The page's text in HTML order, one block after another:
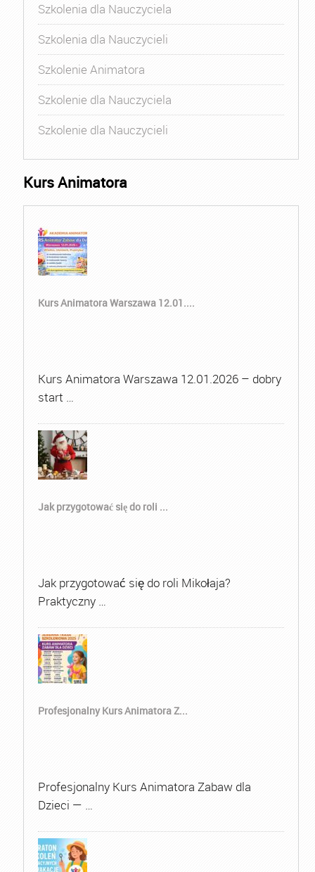
Szkolenia dla Nauczyciela
Szkolenia dla Nauczycieli
Szkolenie Animatora
Szkolenie dla Nauczyciela
Szkolenie dla Nauczycieli
Kurs Animatora
Kurs Animatora Warszawa 12.01....
Kurs Animatora Warszawa 12.01.2026 – dobry
start …
Jak przygotować się do roli ...
Jak przygotować się do roli Mikołaja?
Praktyczny …
Profesjonalny Kurs Animatora Z...
Profesjonalny Kurs Animatora Zabaw dla
Dzieci — …